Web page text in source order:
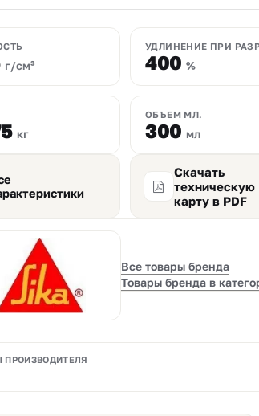
г/см³
УДЛИНЕНИЕ ПРИ
400 %
кг
ОБЪЕМ МЛ.
300 мл
Скачать
техническую
карту в PDF
Все товары бренда
Товары бренда в
ПРОИЗВОДИТЕЛЯ